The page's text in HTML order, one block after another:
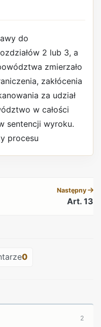
do
2 lub 3, a
zmierzało
zakłócenia
za udział
w całości
sentencji wyroku.
procesu
Następny
Art. 13
0
2